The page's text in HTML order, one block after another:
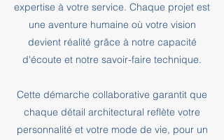
expertise à votre service. Chaque projet est
une aventure humaine où votre vision
devient réalité grâce à notre capacité
d'écoute et notre savoir-faire technique.
Cette démarche collaborative garantit que
chaque détail architectural reflète votre
personnalité et votre mode de vie, pour un